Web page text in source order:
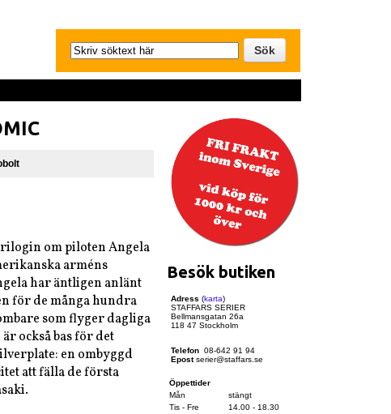
om piloten Angela
arméns
har äntligen anlänt
för de många hundra
som flyger dagliga
också bas för det
en ombyggd
att fälla de första
Besök butiken
Adress (karta)
STAFFARS SERIER
Bellmansgatan 26a
118 47 Stockholm
Telefon 08-642 91 94
Epostserier@staffars.se
Öppettider
Mån
stängt
Tis - Fre
14.00 - 18.30